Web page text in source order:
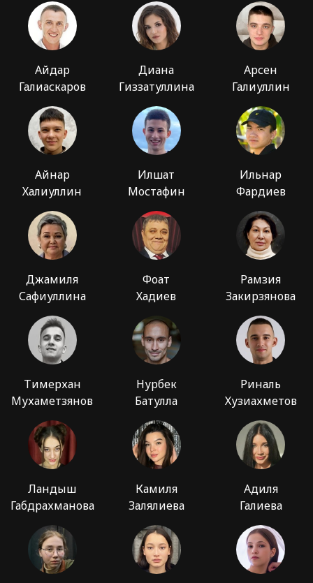
Айдар
Галиаскаров
Диана
Гиззатуллина
Арсен
Галиуллин
Айнар
Халиуллин
Илшат
Мостафин
Ильнар
Фардиев
Джамиля
Сафиуллина
Фоат
Хадиев
Рамзия
Закирзянова
Тимерхан
Мухаметзянов
Нурбек
Батулла
Риналь
Хузиахметов
Ландыш
Габдрахманова
Камиля
Залялиева
Адиля
Галиева